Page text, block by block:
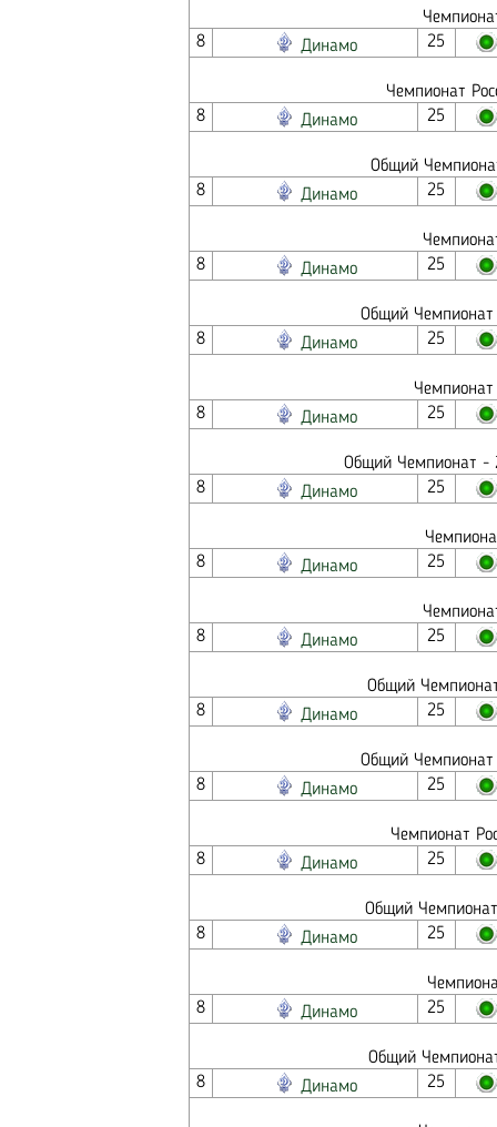
8
Динамо 25
Чемпионат
8
Динамо 25
Общий
8
Динамо 25
8
Динамо 25
Общий
8
Динамо 25
8
Динамо 25
Общий Чемпионат -
8
Динамо 25
8
Динамо 25
8
Динамо 25
Общий
8
Динамо 25
Общий
8
Динамо 25
Чемпионат
8
Динамо 25
Общий
8
Динамо 25
8
Динамо 25
Общий
8
Динамо 25